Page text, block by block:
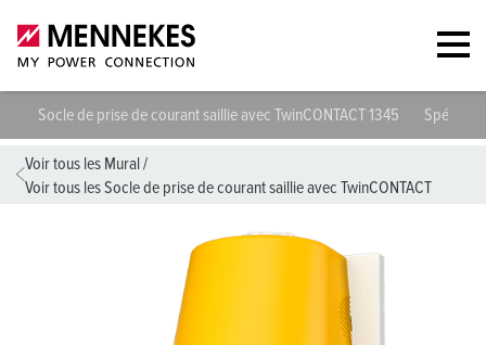
Socle de prise de courant saillie avec TwinCONTACT 1345
Voir tous les Mural /
Voir tous les Socle de prise de courant saillie avec TwinCONTACT